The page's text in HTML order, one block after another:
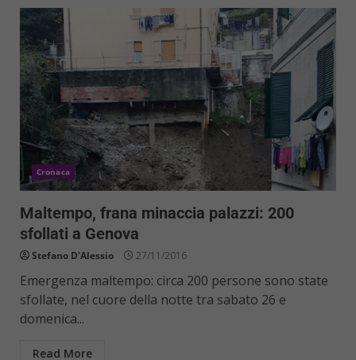
Cronaca
Maltempo, frana minaccia palazzi: 200
sfollati a Genova
Stefano D'Alessio 27/11/2016
Emergenza maltempo: circa 200 persone sono state
sfollate, nel cuore della notte tra sabato 26 e
domenica...
Read More